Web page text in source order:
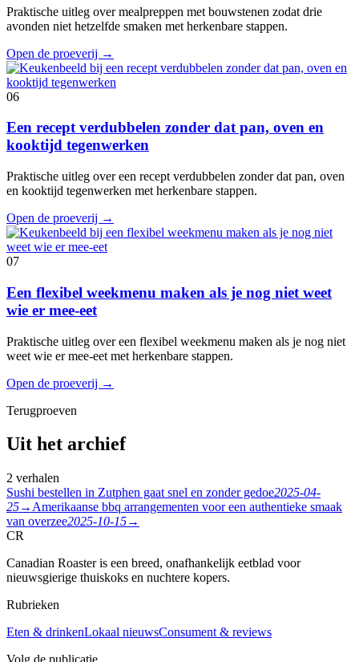
Praktische uitleg over mealpreppen met bouwstenen zodat drie
avonden niet hetzelfde smaken met herkenbare stappen.
Open de proeverij →
06
Een recept verdubbelen zonder dat pan, oven en
kooktijd tegenwerken
Praktische uitleg over een recept verdubbelen zonder dat pan, oven
en kooktijd tegenwerken met herkenbare stappen.
Open de proeverij →
07
Een flexibel weekmenu maken als je nog niet weet
wie er mee-eet
Praktische uitleg over een flexibel weekmenu maken als je nog niet
weet wie er mee-eet met herkenbare stappen.
Open de proeverij →
Terugproeven
Uit het archief
2 verhalen
Sushi bestellen in Zutphen gaat snel en zonder gedoe2025-04-
25→ Amerikaanse bbq arrangementen voor een authentieke smaak
van overzee2025-10-15→
CR
Canadian Roaster is een breed, onafhankelijk eetblad voor
nieuwsgierige thuiskoks en nuchtere kopers.
Rubrieken
Eten & drinkenLokaal nieuwsConsument & reviews